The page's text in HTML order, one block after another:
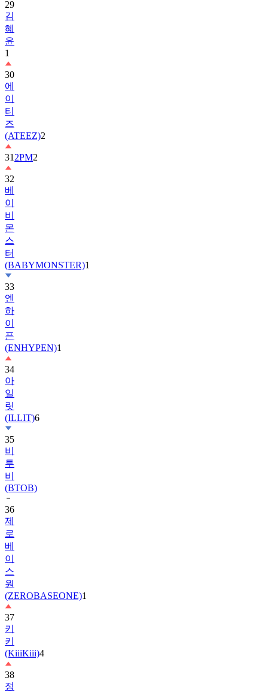
혜
윤
1
30
에
이
티
즈
(ATEEZ)
312PM2
32
베
이
비
몬
스
터
(BABYMONSTER)
33
엔
하
이
픈
(ENHYPEN)
34
아
일
릿
(ILLIT)
35
비
투
비
(BTOB)
36
제
로
베
이
스
원
(ZEROBASEONE)
37
키
키
(KiiiKiii)
38
정
해
인